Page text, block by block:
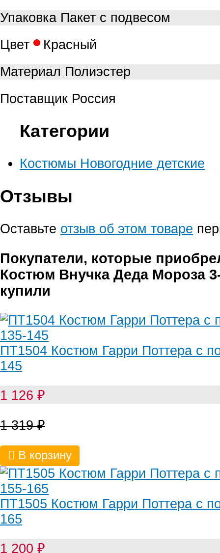
Упаковка Пакет с подвесом
Цвет
Красный
Материал Полиэстер
Поставщик Россия
Категории
Костюмы Новогодние детские
Отзывы
Оставьте отзыв об этом товаре
Покупатели, которые
Костюм Внучка Деда Мороза
купили
ПТ1504 Костюм Гарри Поттера с
145
1 126 ₽
1 319₽
В корзину
ПТ1505 Костюм Гарри Поттера с
165
1 200 ₽